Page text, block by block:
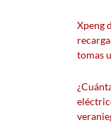
Xpeng
tomas